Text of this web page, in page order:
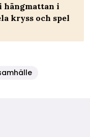
hängmattan i
kryss och spel